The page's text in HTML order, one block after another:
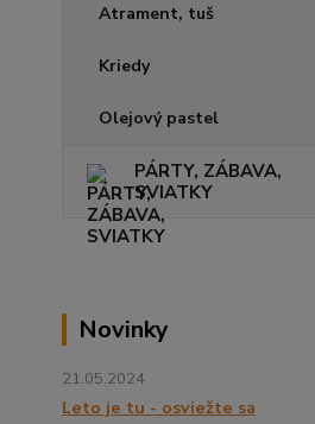
Atrament, tuš
Kriedy
Olejový pastel
PÁRTY, ZÁBAVA,
SVIATKY
Novinky
21.05.2024
Leto je tu - osviežte sa